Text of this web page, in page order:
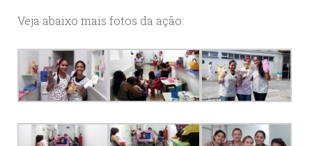
Veja abaixo mais fotos da ação: